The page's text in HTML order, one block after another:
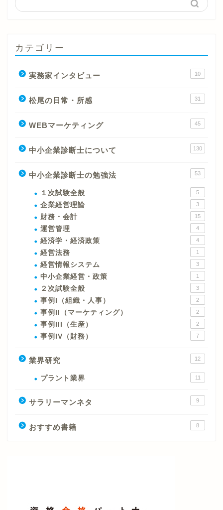
カテゴリー
実務家インタビュー 10
松尾の日常・所感 31
WEBマーケティング 45
中小企業診断士について 130
中小企業診断士の勉強法 53
１次試験全般 5
企業経営理論 3
財務・会計 15
運営管理 4
経済学・経済政策 4
経営法務 1
経営情報システム 3
中小企業経営・政策 1
２次試験全般 3
事例I（組織・人事） 2
事例II（マーケティング） 2
事例III（生産） 2
事例IV（財務） 7
業界研究 12
プラント業界 11
サラリーマンネタ 9
おすすめ書籍 8